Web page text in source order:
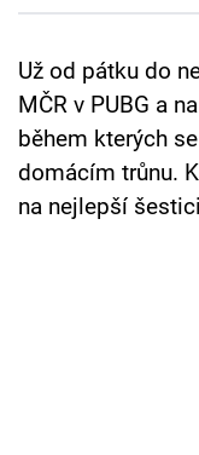
Přihlášení
Sledujte nás
Už od pátku do
MČR v PUBG a
během kterých
domácím trůnu.
na nejlepší